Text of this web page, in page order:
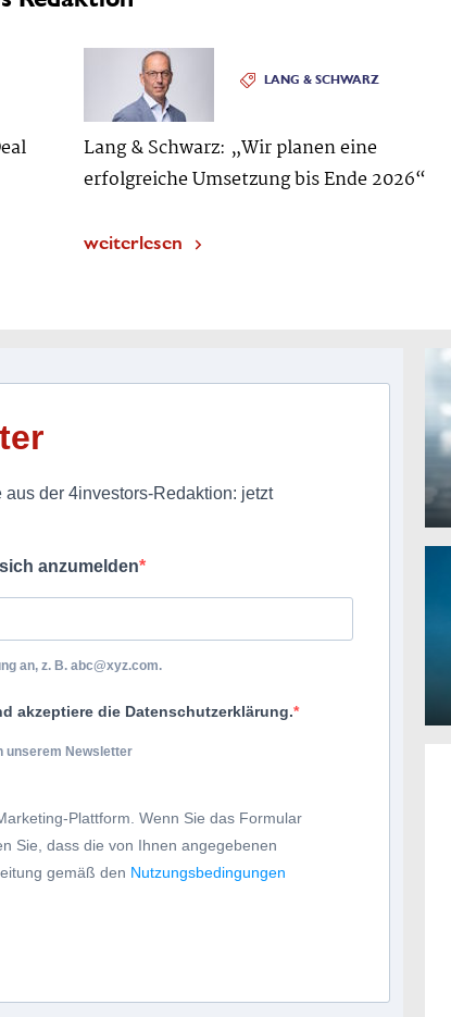
LANG & SCHWARZ
Lang & Schwarz: „Wir planen eine
erfolgreiche Umsetzung bis Ende 2026“
weiterlesen
der 4investors-Redaktion: jetzt
anzumelden
an, z. B. abc@xyz.com.
akzeptiere die Datenschutzerklärung.
unserem Newsletter
Plattform. Wenn Sie das Formular
Sie, dass die von Ihnen angegebenen
gemäß den Nutzungsbedingungen